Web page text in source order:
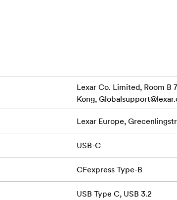
kvalitāti, saderību un uzticamību.
Lexar Co. Limited, Room B
Kong,
Lexar Europe,
USB-C
CFexpress Type-B
USB Type C, USB 3.2